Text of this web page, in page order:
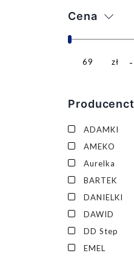
Cena
69 zł
Producenct
ADAMKI
AMEKO
Aurelka
BARTEK
DANIELKI
DAWID
DD Step
EMEL